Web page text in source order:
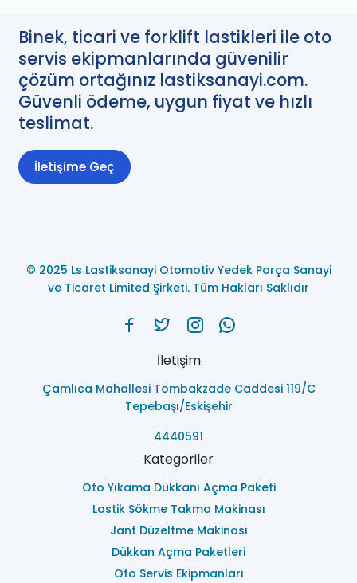
Binek, ticari ve forklift lastikleri ile oto
servis ekipmanlarında güvenilir
çözüm ortağınız lastiksanayi.com.
Güvenli ödeme, uygun fiyat ve hızlı
teslimat.
İletişime Geç
© 2025 Ls Lastiksanayi Otomotiv Yedek Parça Sanayi
ve Ticaret Limited Şirketi. Tüm Hakları Saklıdır
İletişim
Çamlıca Mahallesi Tombakzade Caddesi 119/C
Tepebaşı/Eskişehir
4440591
Kategoriler
Oto Yıkama Dükkanı Açma Paketi
Lastik Sökme Takma Makinası
Jant Düzeltme Makinası
Dükkan Açma Paketleri
Oto Servis Ekipmanları